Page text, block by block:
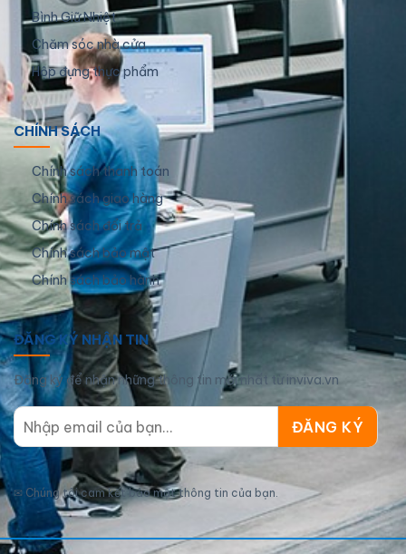
Bình Giữ Nhiệt
Chăm sóc nhà cửa
Hộp đựng thực phẩm
CHÍNH SÁCH
Chính sách thanh toán
Chính sách giao hàng
Chính sách đổi trả
Chính sách bảo mật
Chính sách bảo hành
ĐĂNG KÝ NHẬN TIN
Đăng ký để nhận những thông tin mới nhất từ inviva.vn
✉ Chúng tôi cam kết bảo mật thông tin của bạn.